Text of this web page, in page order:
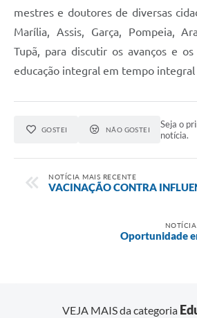
Serviços Online
Transparência
Notícias
mestres e doutores de diversas
Marília, Assis, Garça, Pompeia,
Tupã, para discutir os avanços e
educação integral em tempo integral
GOSTEI NÃO GOSTEI
Seja o
notícia.
NOTÍCIA MAIS RECENTE
VACINAÇÃO CONTRA
Oportunidade
VEJA MAIS da categoria